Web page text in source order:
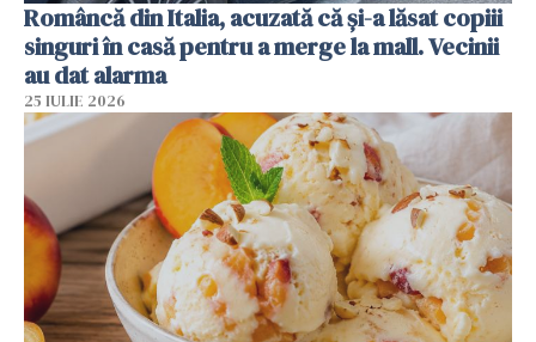
Româncă din Italia, acuzată că și-a lăsat copiii
singuri în casă pentru a merge la mall. Vecinii
au dat alarma
25 IULIE 2026